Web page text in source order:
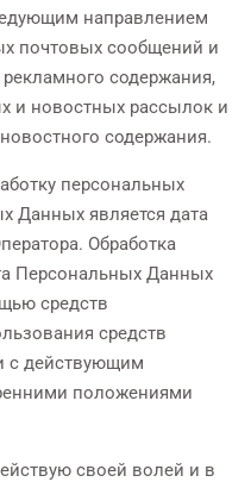
направлением
почтовых сообщений и
содержания,
и новостных рассылок и
содержания.
персональных
Данных является дата
Обработка
Персональных Данных
средств
средств
с действующим
положениями
своей волей и в